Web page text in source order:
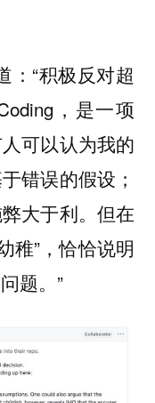
：“积极反对超
，是一项
可以认为我的
错误的假设；
大于利。但在
稚”，恰恰说明
题。”